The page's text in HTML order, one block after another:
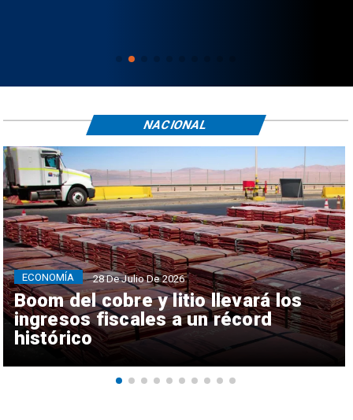
Boom del cobre y litio llevará los
ingresos fiscales a un récord
histórico
ECONOMÍA 28 De Julio De 2026
NACIONAL